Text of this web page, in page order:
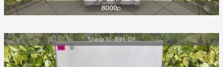
8000р.
Sharp SJ-48H-GY